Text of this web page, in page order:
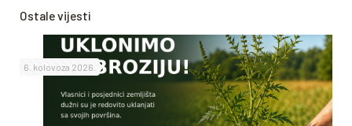
Ostale vijesti
6. kolovoza 2026.